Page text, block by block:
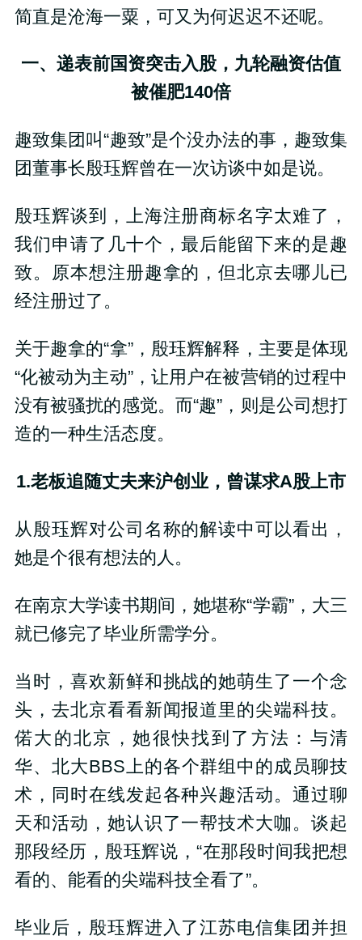
简直是沧海一粟，可又为何迟迟不还呢。
一、递表前国资突击入股，九轮融资估值
被催肥140倍
趣致集团叫“趣致”是个没办法的事，趣致集
团董事长殷珏辉曾在一次访谈中如是说。
殷珏辉谈到，上海注册商标名字太难了，
我们申请了几十个，最后能留下来的是趣
致。原本想注册趣拿的，但北京去哪儿已
经注册过了。
关于趣拿的“拿”，殷珏辉解释，主要是体现
“化被动为主动”，让用户在被营销的过程中
没有被骚扰的感觉。而“趣”，则是公司想打
造的一种生活态度。
1.老板追随丈夫来沪创业，曾谋求A股上市
从殷珏辉对公司名称的解读中可以看出，
她是个很有想法的人。
在南京大学读书期间，她堪称“学霸”，大三
就已修完了毕业所需学分。
当时，喜欢新鲜和挑战的她萌生了一个念
头，去北京看看新闻报道里的尖端科技。
偌大的北京，她很快找到了方法：与清
华、北大BBS上的各个群组中的成员聊技
术，同时在线发起各种兴趣活动。通过聊
天和活动，她认识了一帮技术大咖。谈起
那段经历，殷珏辉说，“在那段时间我把想
看的、能看的尖端科技全看了”。
毕业后，殷珏辉进入了江苏电信集团并担